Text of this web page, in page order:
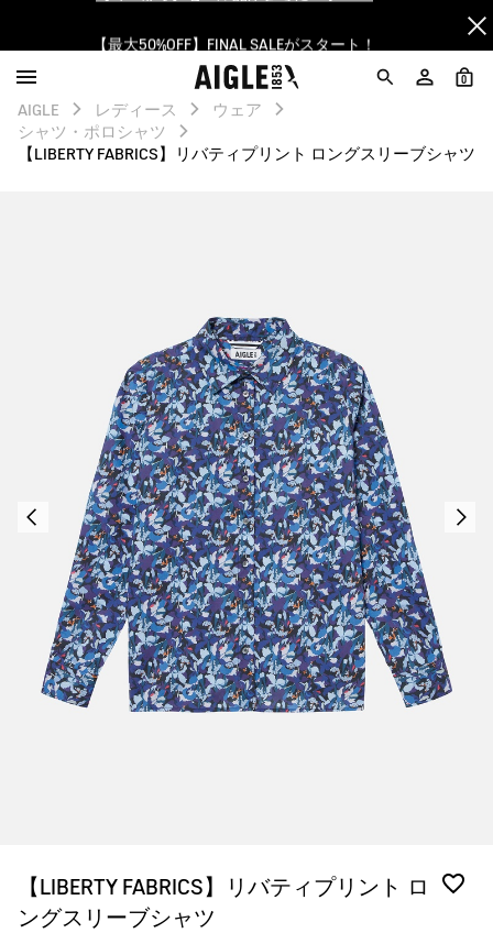
ログイン/会員登録で送料＆返品無料
AIGLE CLUB ポイントサービス終了のお知らせ
AIGLE CLUB ポイントサービス終了のお知らせ
0
AIGLE レディース
ウェア
シャツ・ポロシャツ
【LIBERTY FABRICS】リバティプリント ロングスリーブシャツ
【LIBERTY FABRICS】リバティプリント ロ
ングスリーブシャツ